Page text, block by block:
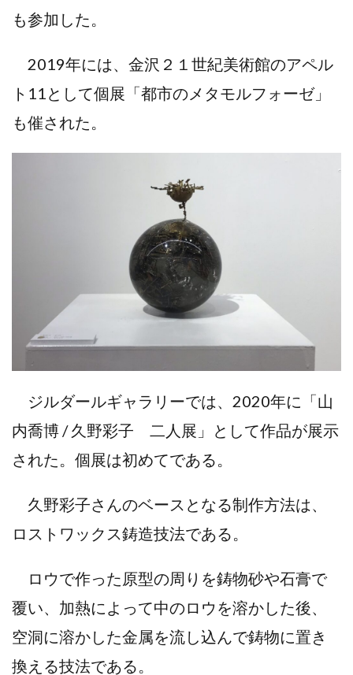
も参加した。
2019年には、金沢２１世紀美術館のアペル
ト11として個展「都市のメタモルフォーゼ」
も催された。
ジルダールギャラリーでは、2020年に「山
内喬博 / 久野彩子 二人展」として作品が展示
された。個展は初めてである。
久野彩子さんのベースとなる制作方法は、
ロストワックス鋳造技法である。
ロウで作った原型の周りを鋳物砂や石膏で
覆い、加熱によって中のロウを溶かした後、
空洞に溶かした金属を流し込んで鋳物に置き
換える技法である。